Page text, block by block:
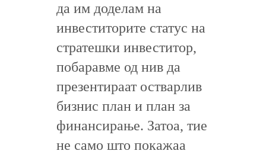
да им доделам на
инвеститорите статус на
стратешки инвеститор,
побаравме од нив да
презентираат остварлив
бизнис план и план за
финансирање. Затоа, тие
не само што покажаа